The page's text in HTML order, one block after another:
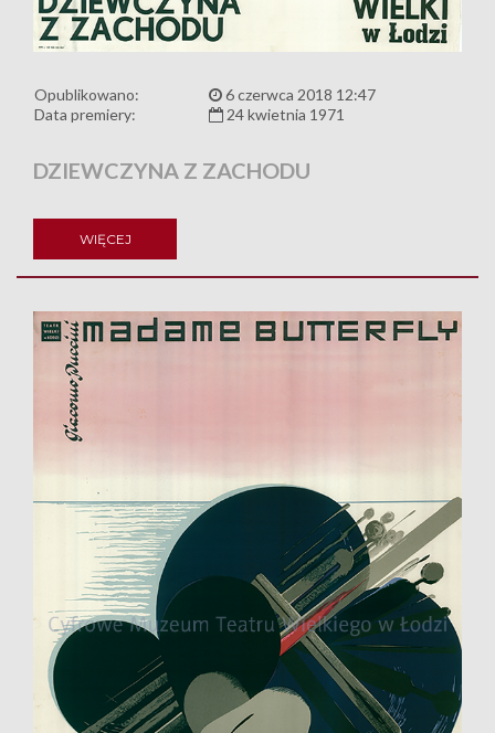
Opublikowano:
6 czerwca 2018 12:47
Data premiery:
24 kwietnia 1971
DZIEWCZYNA Z ZACHODU
WIĘCEJ